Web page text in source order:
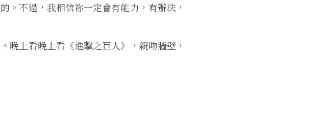
。不過，我相信祢一定會有能力，有辦法，
晚上看晚上看《進擊之巨人》， 親吻牆壁，